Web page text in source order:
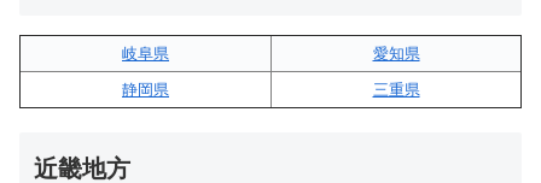
岐阜県
愛知県
静岡県
三重県
近畿地方